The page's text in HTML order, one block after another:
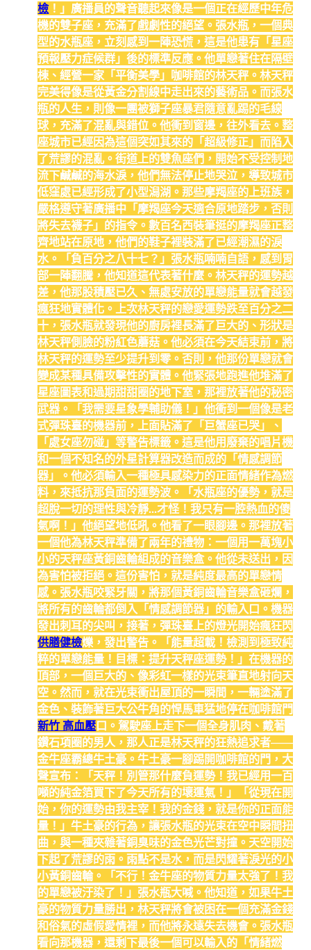
檢！」廣播員的聲音聽起來像是一個正在經歷中年危
機的雙子座，充滿了戲劇性的絕望。張水瓶，一個典
型的水瓶座，立刻感到一陣恐慌，這是他患有「星座
預報壓力症候群」後的標準反應。他單戀著住在隔壁
棟、經營一家「平衡美學」咖啡館的林天秤。林天秤
完美得像是從黃金分割線中走出來的藝術品。而張水
瓶的人生，則像一團被獅子座暴君隨意亂踢的毛線
球，充滿了混亂與錯位。他衝到窗邊，往外看去。整
座城市已經因為這個突如其來的「超級修正」而陷入
了荒謬的混亂。街道上的雙魚座們，開始不受控制地
流下鹹鹹的海水淚，他們無法停止地哭泣，導致城市
低窪處已經形成了小型潟湖。那些摩羯座的上班族，
嚴格遵守著廣播中「摩羯座今天適合原地踏步，否則
將失去襪子」的指令。數百名西裝筆挺的摩羯座正整
齊地站在原地，他們的鞋子裡裝滿了已經潮濕的淚
水。「負百分之八十七？」張水瓶喃喃自語，感到胃
部一陣翻騰，他知道這代表著什麼。林天秤的運勢越
差，他那股積壓已久、無處安放的單戀能量就會越發
瘋狂地實體化。上次林天秤的戀愛運勢跌至百分之二
十，張水瓶就發現他的廚房裡長滿了巨大的、形狀是
林天秤側臉的粉紅色蘑菇。他必須在今天結束前，將
林天秤的運勢至少提升到零。否則，他那份單戀就會
變成某種具備攻擊性的實體。他緊張地跑進他堆滿了
星座圖表和過期甜甜圈的地下室，那裡放著他的秘密
武器。「我需要星象學輔助儀！」他衝到一個像是老
式彈珠臺的機器前，上面貼滿了「巨蟹座已哭」、
「處女座勿碰」等警告標籤。這是他用廢棄的唱片機
和一個不知名的外星計算器改造而成的「情感調節
器」。他必須輸入一種極具感染力的正面情緒作為燃
料，來抵抗那負面的運勢波。「水瓶座的優勢，就是
超脫一切的理性與冷靜…才怪！我只有一腔熱血的傻
氣啊！」他絕望地低吼。他看了一眼腳邊。那裡放著
一個他為林天秤準備了兩年的禮物：一個用一萬塊小
小的天秤座黃銅齒輪組成的音樂盒。他從未送出，因
為害怕被拒絕。這份害怕，就是純度最高的單戀情
感。張水瓶咬緊牙關，將那個黃銅齒輪音樂盒砸爛，
將所有的齒輪都倒入「情感調節器」的輸入口。機器
發出刺耳的尖叫，接著，彈珠臺上的燈光開始瘋狂閃
供膳健檢爍，發出警告。「能量超載！檢測到極致純
粹的單戀能量！目標：提升天秤座運勢！」在機器的
頂部，一個巨大的、像彩虹一樣的光束筆直地射向天
空。然而，就在光束衝出屋頂的一瞬間，一輛塗滿了
金色、裝飾著巨大公牛角的悍馬車猛地停在咖啡館門
新竹 高血壓口。駕駛座上走下一個全身肌肉、戴著
鑽石項圈的男人，那人正是林天秤的狂熱追求者——
金牛座霸總牛土豪。牛土豪一腳踢開咖啡館的門，大
聲宣布：「天秤！別管那什麼負運勢！我已經用一百
噸的純金箔買下了今天所有的壞運氣！」「從現在開
始，你的運勢由我主宰！我的金錢，就是你的正面能
量！」牛土豪的行為，讓張水瓶的光束在空中瞬間扭
曲，與一種夾雜著銅臭味的金色光芒對撞。天空開始
下起了荒謬的雨。雨點不是水，而是閃耀著淚光的小
小黃銅齒輪。「不行！金牛座的物質力量太強了！我
的單戀被汙染了！」張水瓶大喊。他知道，如果牛土
豪的物質力量勝出，林天秤將會被困在一個充滿金錢
和俗氣的虛假愛情裡，而他將永遠失去機會。張水瓶
看向那機器，還剩下最後一個可以輸入的「情緒燃